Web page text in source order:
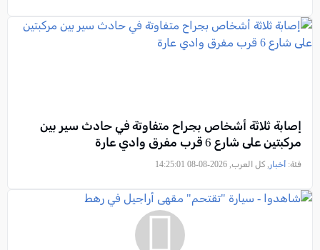
إصابة ثلاثة أشخاص بجراح متفاوتة في حادث سير بين
مركبتين على شارع 6 قرب مفرق وادي عارة
فئة: أخبار , كل العرب, 2026-08-08 14:25:01